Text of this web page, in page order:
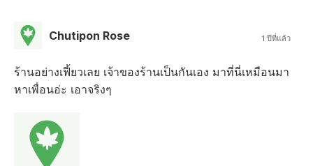
Chutipon Rose 1 ปีที่แล้ว
ร้านอย่างเฟี้ยวเลย เจ้าของร้านเป็นกันเอง มาที่นี่เหมือนมา
หาเพื่อนอ่ะ เอาจริงๆ